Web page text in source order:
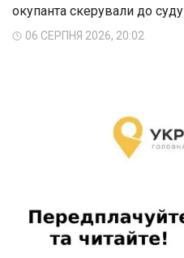
окупанта скерували до суду
06 СЕРПНЯ 2026, 20:02